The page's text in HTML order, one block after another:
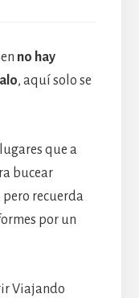
no hay
, aquí solo se
que a
bucear
recuerda
por un
Viajando